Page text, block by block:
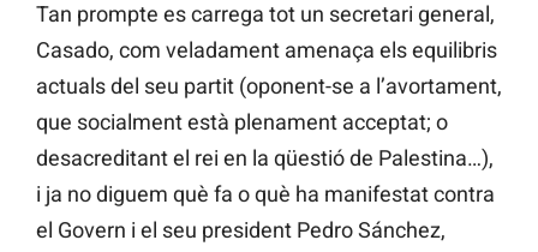
Tan prompte es carrega tot un secretari general,
Casado, com veladament amenaça els equilibris
actuals del seu partit (oponent-se a l’avortament,
que socialment està plenament acceptat; o
desacreditant el rei en la qüestió de Palestina…),
i ja no diguem què fa o què ha manifestat contra
el Govern i el seu president Pedro Sánchez,